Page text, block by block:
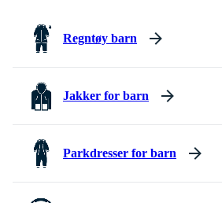
Regntøy barn
Jakker for barn
Parkdresser for barn